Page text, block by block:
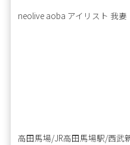
neolive aoba アイリスト 我妻
高田馬場/JR高田馬場駅/西武